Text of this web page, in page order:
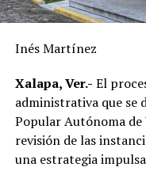
reflejando el
las principales
“Mejorar el servicio
prioridad desde el
gestionando recursos
desarrollo del
Inés Martínez
Xalapa, Ver.- El
administrativa que se
Popular Autónoma de
revisión de las
una estrategia